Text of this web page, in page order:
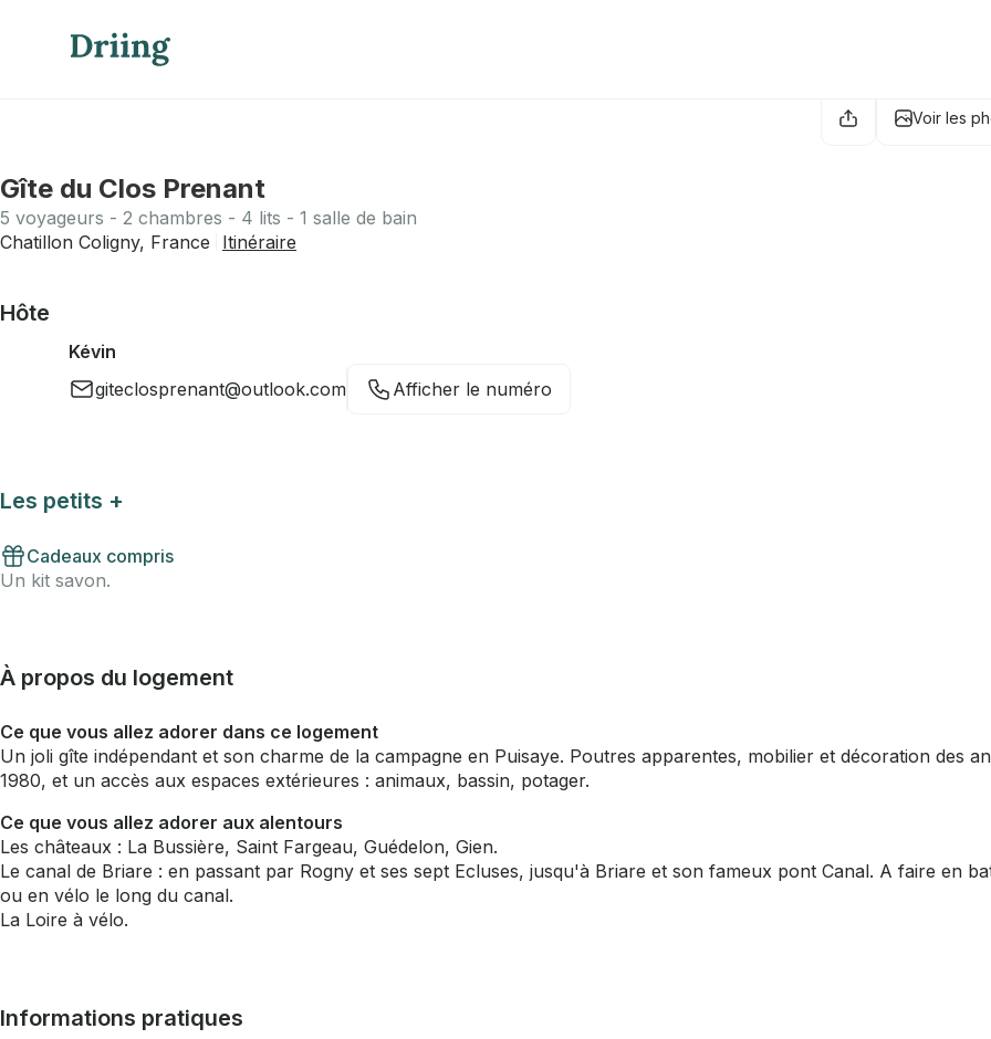
Voir les
Gîte du Clos Prenant
5 voyageurs - 2 chambres - 4 lits - 1 salle de bain
Chatillon Coligny, France
Itinéraire
Hôte
Kévin
giteclosprenant@outlook.com
Afficher le numéro
Les petits +
Cadeaux compris
Un kit savon.
À propos du logement
Ce que vous allez adorer dans ce logement
Un joli gîte indépendant et son charme de la campagne en Puisaye. Poutres apparentes, mobilier et décoration des
1980, et un accès aux espaces extérieures : animaux, bassin, potager.
Ce que vous allez adorer aux alentours
Les châteaux : La Bussière, Saint Fargeau, Guédelon, Gien.
Le canal de Briare : en passant par Rogny et ses sept Ecluses, jusqu'à Briare et son fameux pont Canal. A faire en
ou en vélo le long du canal.
La Loire à vélo.
Informations pratiques